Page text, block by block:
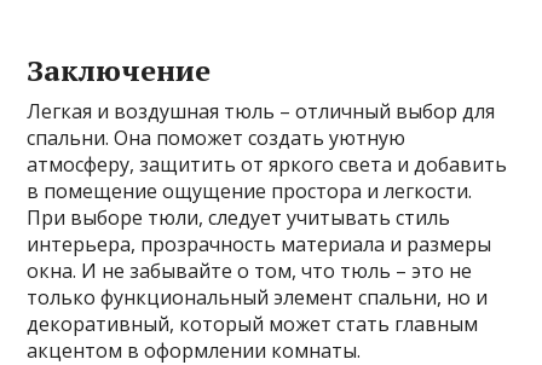
Заключение
Легкая и воздушная тюль – отличный выбор для
спальни. Она поможет создать уютную
атмосферу, защитить от яркого света и добавить
в помещение ощущение простора и легкости.
При выборе тюли, следует учитывать стиль
интерьера, прозрачность материала и размеры
окна. И не забывайте о том, что тюль – это не
только функциональный элемент спальни, но и
декоративный, который может стать главным
акцентом в оформлении комнаты.